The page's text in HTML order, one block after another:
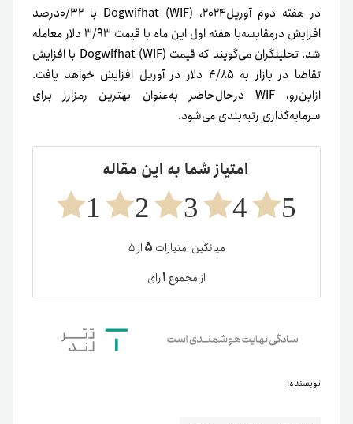
در هفته دوم آوریل۲۰۲۴، Dogwifhat (WIF) با ۰/۳۲درصد
افزایش درمقایسه‌با هفته اول این ماه با قیمت ۳/۹۳ دلار معامله
شد. تحلیلگران می‌گویند که قیمت Dogwifhat (WIF) با افزایش
تقاضا در بازار به ۴/۸۵ دلار در آوریل افزایش خواهد یافت.
ازاین‌رو، WIF در‌حال‌حاضر به‌عنوان بهترین رمزارز برای
سرمایه‌گذاری رتبه‌بندی می‌شود.
امتیاز شما به این مقاله
5
4
3
2
1
میانگین امتیازات ۵از ۵
از مجموع۱رای
نویسنده: